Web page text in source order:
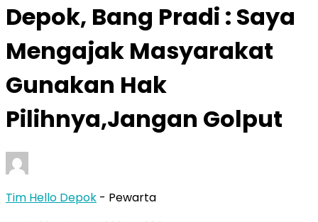
Depok, Bang Pradi : Saya
Mengajak Masyarakat
Gunakan Hak
Pilihnya,Jangan Golput
Tim Hello Depok - Pewarta